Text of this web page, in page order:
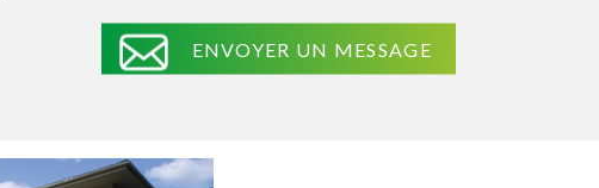
ENVOYER UN MESSAGE